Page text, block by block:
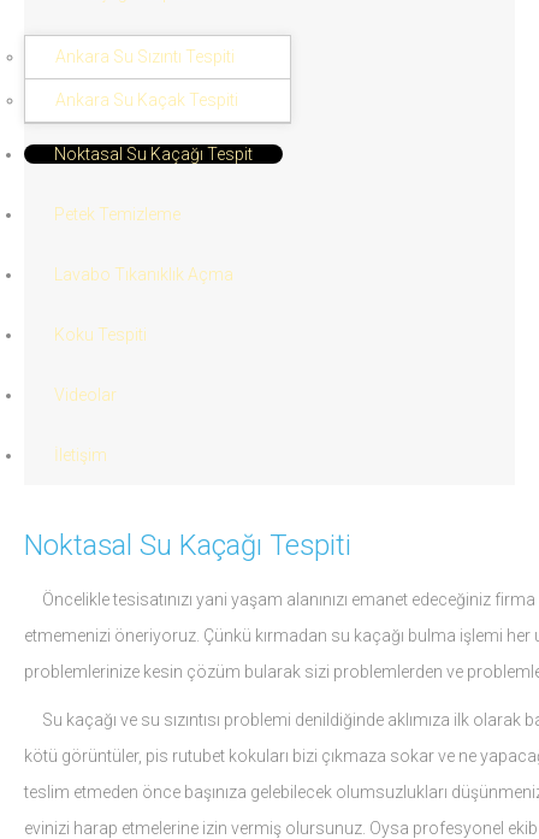
Ankara Su Sızıntı Tespiti
Ankara Su Kaçak Tespiti
Noktasal Su Kaçağı Tespit
Petek Temizleme
Lavabo Tıkanıklık Açma
Koku Tespiti
Videolar
İletişim
Noktasal Su Kaçağı Tespiti
Öncelikle tesisatınızı yani yaşam alanınızı emanet edeceğiniz
etmemenizi öneriyoruz. Çünkü kırmadan su kaçağı bulma işlemi her
problemlerinize kesin çözüm bularak sizi problemlerden ve
Su kaçağı ve su sızıntısı problemi denildiğinde aklımıza ilk
kötü görüntüler, pis rutubet kokuları bizi çıkmaza sokar ve ne
teslim etmeden önce başınıza gelebilecek olumsuzlukları
evinizi harap etmelerine izin vermiş olursunuz. Oysa profesyonel